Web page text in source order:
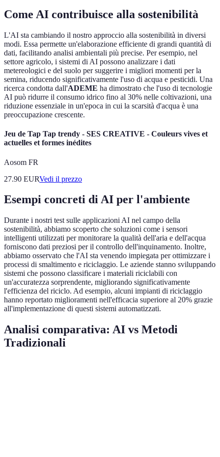
Come AI contribuisce alla sostenibilità
L'AI sta cambiando il nostro approccio alla sostenibilità in diversi
modi. Essa permette un'elaborazione efficiente di grandi quantità di
dati, facilitando analisi ambientali più precise. Per esempio, nel
settore agricolo, i sistemi di AI possono analizzare i dati
metereologici e del suolo per suggerire i migliori momenti per la
semina, riducendo significativamente l'uso di acqua e pesticidi. Una
ricerca condotta dall'ADEME ha dimostrato che l'uso di tecnologie
AI può ridurre il consumo idrico fino al 30% nelle coltivazioni, una
riduzione essenziale in un'epoca in cui la scarsità d'acqua è una
preoccupazione crescente.
Jeu de Tap Tap trendy - SES CREATIVE - Couleurs vives et
actuelles et formes inédites
Aosom FR
27.90 EURVedi il prezzo
Esempi concreti di AI per l'ambiente
Durante i nostri test sulle applicazioni AI nel campo della
sostenibilità, abbiamo scoperto che soluzioni come i sensori
intelligenti utilizzati per monitorare la qualità dell'aria e dell'acqua
forniscono dati preziosi per il controllo dell'inquinamento. Inoltre,
abbiamo osservato che l'AI sta venendo impiegata per ottimizzare i
processi di smaltimento e riciclaggio. Le aziende stanno sviluppando
sistemi che possono classificare i materiali riciclabili con
un'accuratezza sorprendente, migliorando significativamente
l'efficienza del riciclo. Ad esempio, alcuni impianti di riciclaggio
hanno reportato miglioramenti nell'efficacia superiore al 20% grazie
all'implementazione di questi sistemi automatizzati.
Analisi comparativa: AI vs Metodi
Tradizionali